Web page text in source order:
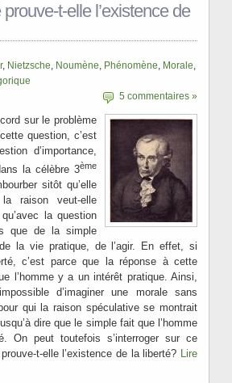
t-elle l’existence de
, Nietzsche, Noumène, Phénomène, Morale,
5 commentaires »
sur le problème
question, c’est
d’importance,
la célèbre 3ème
sitôt qu’elle
raison veut-elle
la question
que de la simple
la vie pratique, de l’agir. En effet, si
c’est parce que la réponse à cette
l’homme y a un intérêt pratique. Ainsi,
d’imaginer une morale sans
qui la raison spéculative se montrait
dire que le simple fait que l’homme
On peut toutefois s’interroger sur ce
t-elle l’existence de la liberté? Lire